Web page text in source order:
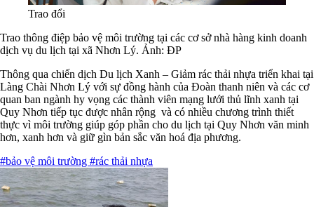
Trao đổi
Trao thông điệp bảo vệ môi trường tại các cơ sở nhà hàng kinh doanh
dịch vụ du lịch tại xã Nhơn Lý. Ảnh: ĐP
Thông qua chiến dịch Du lịch Xanh – Giảm rác thải nhựa triển khai tại
Làng Chài Nhơn Lý với sự đồng hành của Đoàn thanh niên và các cơ
quan ban ngành hy vọng các thành viên mạng lưới thủ lĩnh xanh tại
Quy Nhơn tiếp tục được nhân rộng và có nhiều chương trình thiết
thực vì môi trường giúp góp phần cho du lịch tại Quy Nhơn văn minh
hơn, xanh hơn và giữ gìn bản sắc văn hoá địa phương.
#bảo vệ môi trường #rác thải nhựa